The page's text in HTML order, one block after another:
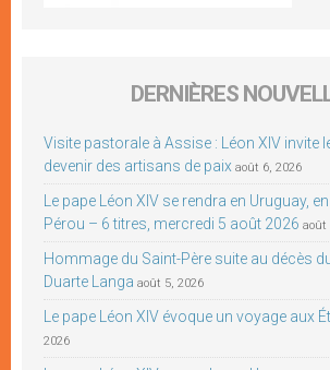
DERNIÈRES
Visite pastorale à Assise : Léon XIV invite
devenir des artisans de paix août 6, 2026
Le pape Léon XIV se rendra en Uruguay,
Pérou – 6 titres, mercredi 5 août 2026 août
Hommage du Saint-Père suite au décès
Duarte Langa août 5, 2026
Le pape Léon XIV évoque un voyage aux
2026